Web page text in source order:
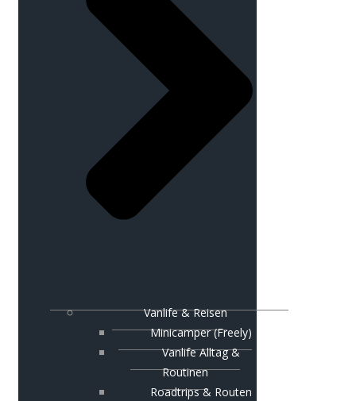
Vanlife & Reisen
Minicamper (Freely)
Vanlife Alltag &
Routinen
Roadtrips & Routen